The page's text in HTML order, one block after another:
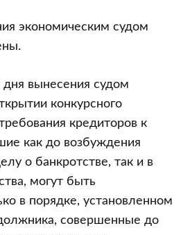
экономическим судом
вынесения судом
конкурсного
кредиторов к
как до возбуждения
о банкротстве, так и в
могут быть
в порядке, установленном
совершенные до